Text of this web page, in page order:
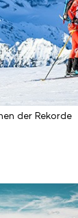
der Rekorde